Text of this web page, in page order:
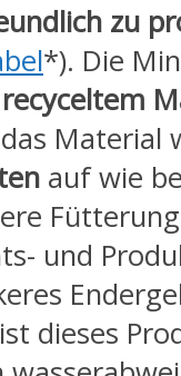
zu
*). Die
Material
auf wie
und
dieses